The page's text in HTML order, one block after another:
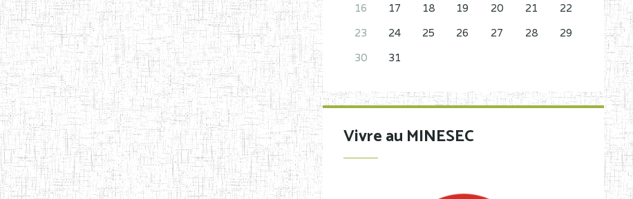
16
17 18 19 20 21
22
23
24 25 26 27 28
29
30
31
Vivre au MINESEC